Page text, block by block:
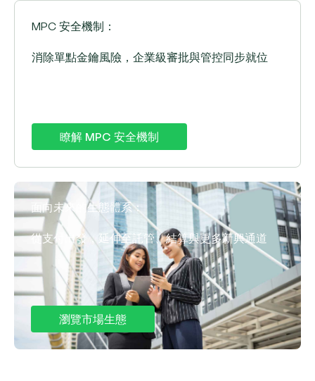
MPC 安全機制：
消除單點金鑰風險，企業級審批與管控同步就位
瞭解 MPC 安全機制
面向未來的生態體系：
從支付出發，延伸至託管、結算與更多新興通道
瀏覽市場生態